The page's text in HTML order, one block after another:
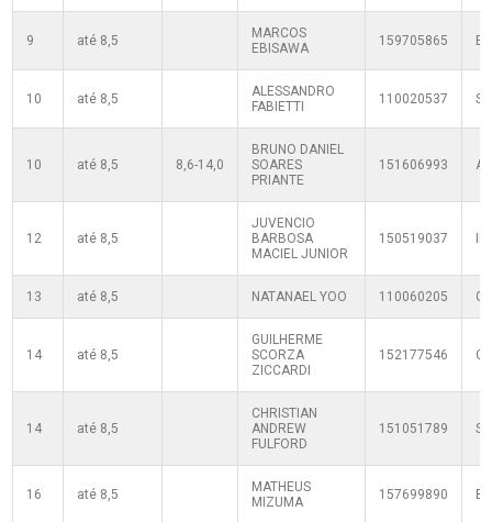
9 até 8,5
MARCOS
EBISAWA
159705865
10 até 8,5
ALESSANDRO
FABIETTI
110020537
10 até 8,5 8,6-14,0
BRUNO DANIEL
SOARES
PRIANTE
151606993
12 até 8,5
JUVENCIO
BARBOSA
MACIEL JUNIOR
150519037
13 até 8,5 NATANAEL YOO 110060205
14 até 8,5
GUILHERME
SCORZA
ZICCARDI
152177546
14 até 8,5
CHRISTIAN
ANDREW
FULFORD
151051789
16 até 8,5
MATHEUS
MIZUMA
157699890